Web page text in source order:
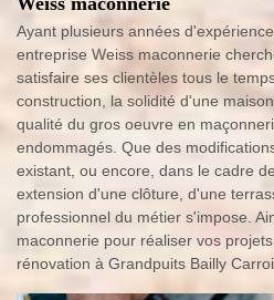
Ayant plusieurs années
entreprise Weiss maconnerie
satisfaire ses clientèles tous le
construction, la solidité d'une
qualité du gros oeuvre en
endommagés. Que des
existant, ou encore, dans le cadre
extension d'une clôture, d'une
professionnel du métier s'impose.
maconnerie pour réaliser vos
rénovation à Grandpuits Bailly